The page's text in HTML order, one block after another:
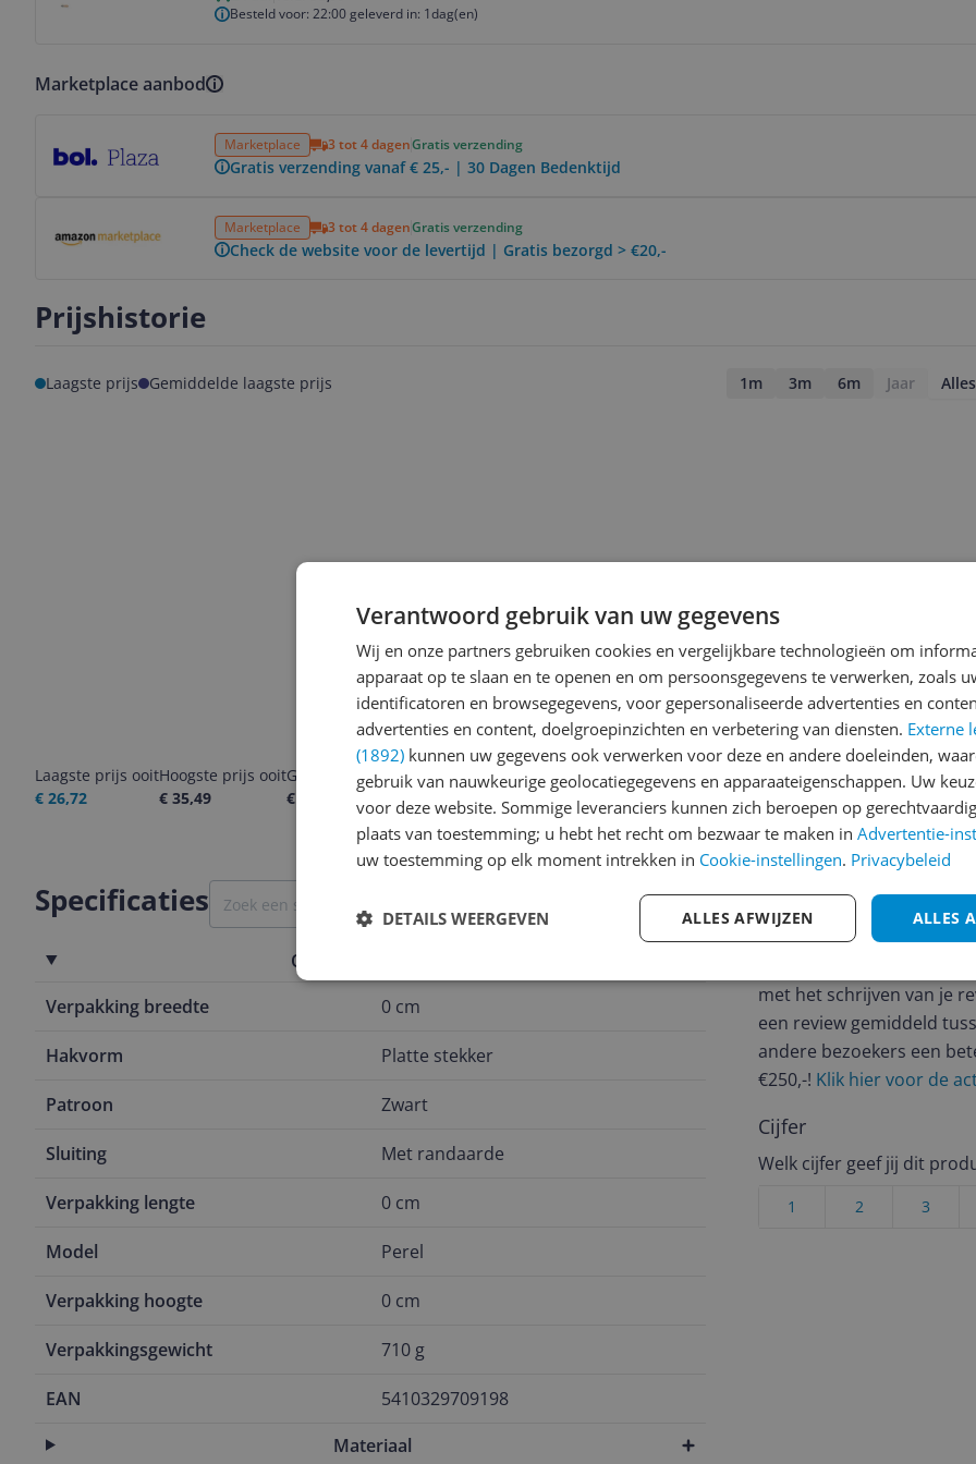
Besteld voor: 22:00 geleverd in: 1dag(en)
Marketplace aanbod
Marketplace 3 tot 4 dagenGratis verzending
Gratis verzending vanaf € 25,- | 30 Dagen Bedenktijd
Marketplace 3 tot 4 dagenGratis verzending
Check de website voor de levertijd | Gratis bezorgd > €20,-
Prijshistorie
Laagste prijs Gemiddelde laagste prijs 1m 3m 6m Jaar Alles
Laagste prijs ooit
€ 26,72
Hoogste prijs ooit
€ 35,49
Goedkoopste nu
€ 27,85
Laatste prijsupdate
06-08-2026
Specificaties
Overige kenmerken
Verpakking breedte
0 cm
Hakvorm Platte stekker
Patroon Zwart
Sluiting Met randaarde
Verpakking lengte 0 cm
Model Perel
Verpakking hoogte 0 cm
Verpakkingsgewicht 710 g
EAN
5410329709198
Materiaal
Reviews
Er zijn nog geen
Heb jij dit product in
met het schrijven van je
een review gemiddeld
andere bezoekers een
€250,-! Klik hier voor de
Cijfer
Welk cijfer geef jij dit
3
2
1
Verantwoord gebruik van uw gegevens
Wij en onze partners gebruiken cookies en vergelijkbare technologieën om
apparaat op te slaan en te openen en om persoonsgegevens te verwerken, zoals
identificatoren en browsegegevens, voor gepersonaliseerde advertenties en
advertenties en content, doelgroepinzichten en verbetering van diensten. Externe
(1892) kunnen uw gegevens ook verwerken voor deze en andere doeleinden,
gebruik van nauwkeurige geolocatiegegevens en apparaateigenschappen. Uw
voor deze website. Sommige leveranciers kunnen zich beroepen op
plaats van toestemming; u hebt het recht om bezwaar te maken in Advertentie-
uw toestemming op elk moment intrekken in Cookie-instellingen. Privacybeleid
ALLES
ALLES AFWIJZEN
DETAILS WEERGEVEN